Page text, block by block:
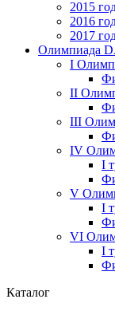
2015
2016
2017
Олимпиада
I
II
III
IV
I
V
I
VI
I
Каталог